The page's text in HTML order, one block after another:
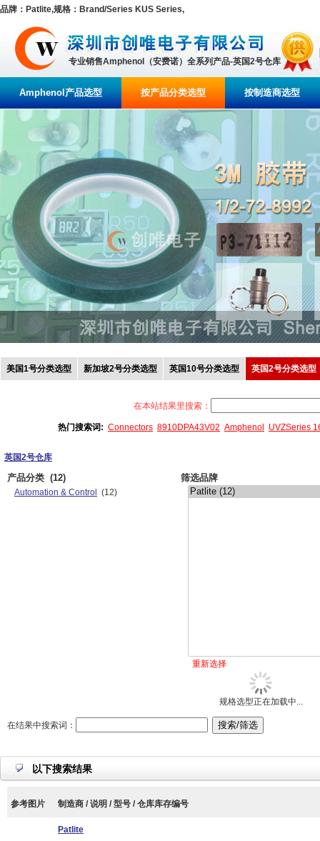
品牌：Patlite,规格：Brand/Series KUS Series,
专业销售Amphenol（安费诺）全系列产品-英国2号仓库
Amphenol产品选型 按产品分类选型 按制造商选型
美国1号分类选型 新加坡2号分类选型 英国10号分类选型 英国2号分类选型
在本站结果里搜索：
热门搜索词: Connectors 8910DPA43V02 Amphenol UVZSeries
英国2号仓库
产品分类 (12)
Automation & Control (12)
筛选品牌
重新选择
规格选型正在加载中...
在结果中搜索词：
以下搜索结果
参考图片 制造商 / 说明 / 型号 / 仓库库存编号
Patlite